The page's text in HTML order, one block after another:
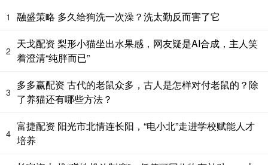
1 融盛策略 多久给狗洗一次澡？洗太勤反而害了它
2
天戈配资 梨形小猫坐出水果感，网友疑是AI合成，主人笑
着澄清“纯胖而已”
3
多多赢配资 古代的老鼠众多，古人是怎样对付老鼠的？除
了养猫还有哪些方法？
4
富捷配资 阳光市北情连长阳，“电小北”走进学校赋能人才
培养